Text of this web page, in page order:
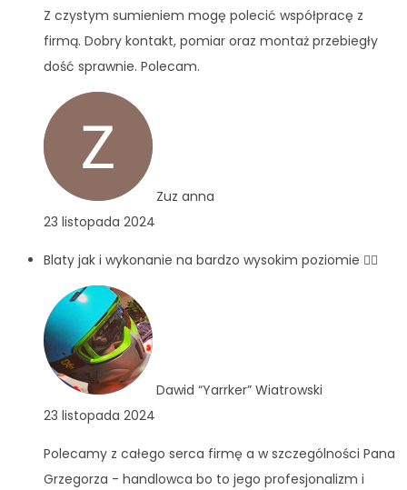
Z czystym sumieniem mogę polecić współpracę z
firmą. Dobry kontakt, pomiar oraz montaż przebiegły
dość sprawnie. Polecam.
Zuz anna
23 listopada 2024
Blaty jak i wykonanie na bardzo wysokim poziomie 👍🏻
Dawid “Yarrker” Wiatrowski
23 listopada 2024
Polecamy z całego serca firmę a w szczególności Pana
Grzegorza - handlowca bo to jego profesjonalizm i